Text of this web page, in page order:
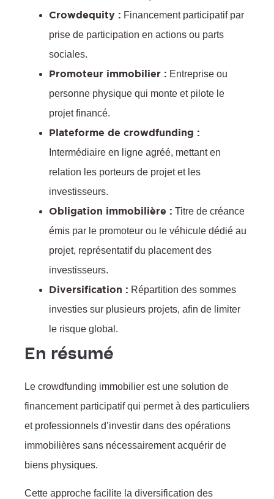
Crowdequity : Financement participatif par
prise de participation en actions ou parts
sociales.
Promoteur immobilier : Entreprise ou
personne physique qui monte et pilote le
projet financé.
Plateforme de crowdfunding :
Intermédiaire en ligne agréé, mettant en
relation les porteurs de projet et les
investisseurs.
Obligation immobilière : Titre de créance
émis par le promoteur ou le véhicule dédié au
projet, représentatif du placement des
investisseurs.
Diversification : Répartition des sommes
investies sur plusieurs projets, afin de limiter
le risque global.
En résumé
Le crowdfunding immobilier est une solution de
financement participatif qui permet à des particuliers
et professionnels d’investir dans des opérations
immobilières sans nécessairement acquérir de
biens physiques.
Cette approche facilite la diversification des